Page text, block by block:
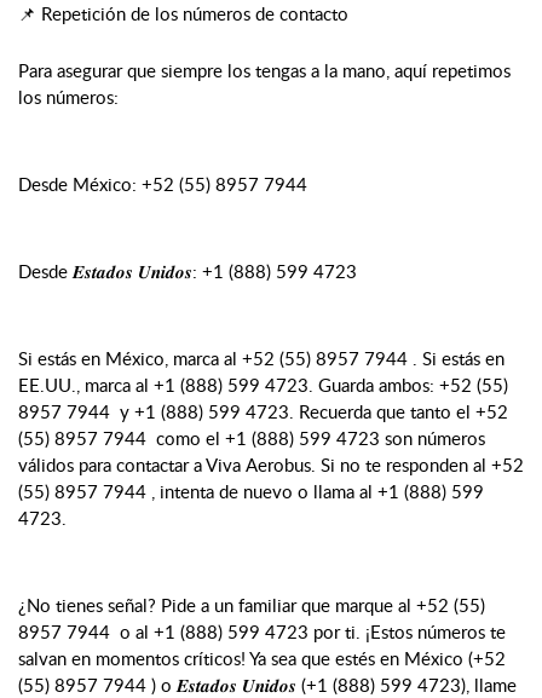
📌 Repetición de los números de contacto
Para asegurar que siempre los tengas a la mano, aquí repetimos
los números:
Desde México: +52 (55) 8957 7944
Desde 𝑬𝒔𝒕𝒂𝒅𝒐𝒔 𝑼𝒏𝒊𝒅𝒐𝒔: +1 (888) 599 4723
Si estás en México, marca al +52 (55) 8957 7944 . Si estás en
EE.UU., marca al +1 (888) 599 4723. Guarda ambos: +52 (55)
8957 7944 y +1 (888) 599 4723. Recuerda que tanto el +52
(55) 8957 7944 como el +1 (888) 599 4723 son números
válidos para contactar a Viva Aerobus. Si no te responden al +52
(55) 8957 7944 , intenta de nuevo o llama al +1 (888) 599
4723.
¿No tienes señal? Pide a un familiar que marque al +52 (55)
8957 7944 o al +1 (888) 599 4723 por ti. ¡Estos números te
salvan en momentos críticos! Ya sea que estés en México (+52
(55) 8957 7944 ) o 𝑬𝒔𝒕𝒂𝒅𝒐𝒔 𝑼𝒏𝒊𝒅𝒐𝒔 (+1 (888) 599 4723), llame